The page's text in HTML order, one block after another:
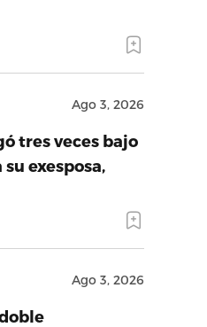
Ago 3, 2026
tres veces bajo
exesposa,
Ago 3, 2026